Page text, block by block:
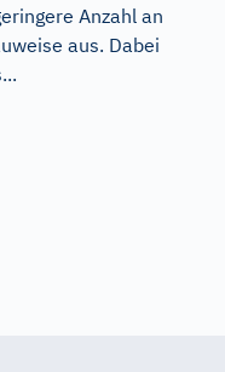
Anzahl an
aus. Dabei